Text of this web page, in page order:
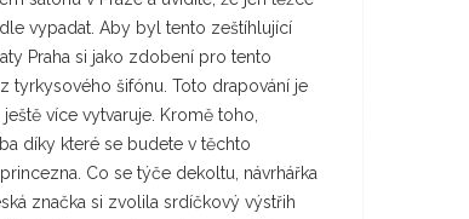
vypadat. Aby byl tento zeštíhlující
Praha si jako zdobení pro tento
tyrkysového šifónu. Toto drapování je
více vytvaruje. Kromě toho,
díky které se budete v těchto
Co se týče dekoltu, návrhářka
značka si zvolila srdíčkový výstřih